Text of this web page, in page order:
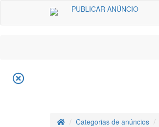
PUBLICAR ANÚNCIO
Categorias de anúncios